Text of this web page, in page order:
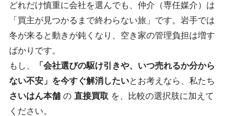
どれだけ慎重に会社を選んでも、仲介（専任媒介）は
「買主が見つかるまで終わらない旅」です。岩手では
冬が来ると動きが鈍くなり、空き家の管理負担は増す
ばかりです。
もし、
「会社選びの駆け引きや、いつ売れるか分から
ない不安」を今すぐ解消したいとお考えなら、私たち
さいはん本舗の 直接買取 を、比較の選択肢に加えて
ください。